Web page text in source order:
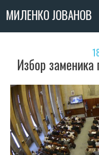
МИЛЕНКО ЈОВАНОВ
Избор заменика